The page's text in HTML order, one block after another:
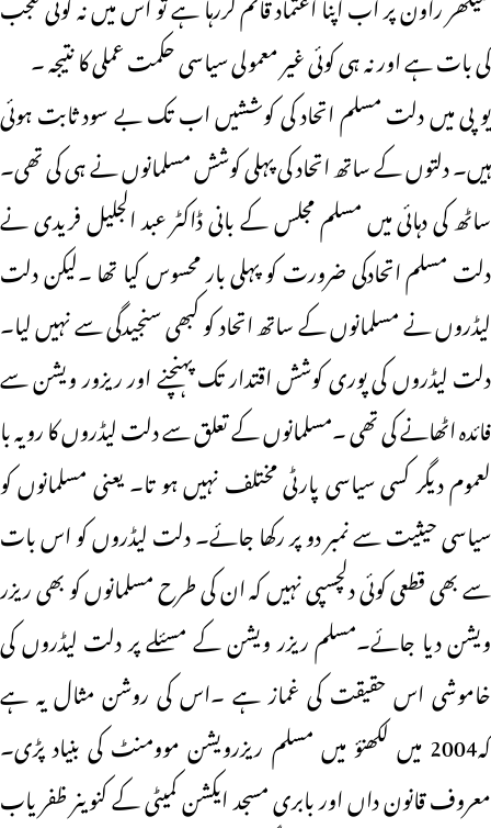
کی بات ہے اور نہ ہی کوئی غیر معمولی سیاسی حکمت عملی کا نتیجہ ۔
یو پی میں دلت مسلم اتحاد کی کوششیں اب تک بے سود ثابت ہوئی
ہیں۔ دلتوں کے ساتھ اتحاد کی پہلی کوشش مسلمانوں نے ہی کی تھی۔
ساٹھ کی دہائی میں مسلم مجلس کے بانی ڈاکٹر عبد الجلیل فریدی نے
دلت مسلم اتحادکی ضرورت کو پہلی بار محسوس کیا تھا ۔لیکن دلت
لیڈروں نے مسلمانوں کے ساتھ اتحاد کو کبھی سنجیدگی سے نہیں لیا۔
دلت لیڈروں کی پوری کوشش اقتدار تک پہنچنے اور ریزور ویشن سے
فائدہ اٹھانے کی تھی ۔مسلمانوں کے تعلق سے دلت لیڈروں کا رویہ با
لعموم دیگر کسی سیاسی پارٹی مختلف نہیں ہو تا۔ یعنی مسلمانوں کو
سیاسی حیثیت سے نمبر دو پر رکھا جائے۔ دلت لیڈروں کو اس بات
سے بھی قطعی کوئی دلچسپی نہیں کہ ان کی طرح مسلمانوں کو بھی ریزر
ویشن دیا جائے۔مسلم ریزر ویشن کے مسئلے پر دلت لیڈروں کی
خاموشی اس حقیقت کی غماز ہے ۔اس کی روشن مثال یہ ہے
کہ2004 میں لکھنؤ میں مسلم ریزرویشن موومنٹ کی بنیاد پڑی۔
معروف قانون داں اور بابری مسجد ایکشن کمیٹی کے کنوینر ظفر یاب